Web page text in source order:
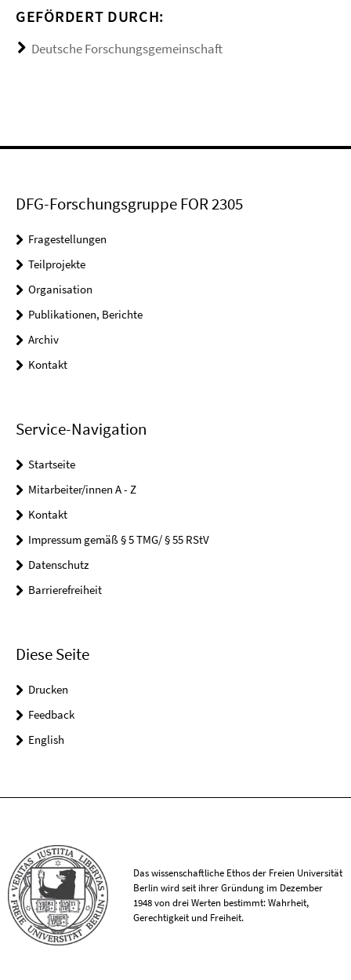
GEFÖRDERT DURCH:
Deutsche Forschungsgemeinschaft
DFG-Forschungsgruppe FOR 2305
Fragestellungen
Teilprojekte
Organisation
Publikationen, Berichte
Archiv
Kontakt
Service-Navigation
Startseite
Mitarbeiter/innen A - Z
Kontakt
Impressum gemäß § 5 TMG/ § 55 RStV
Datenschutz
Barrierefreiheit
Diese Seite
Drucken
Feedback
English
Das wissenschaftliche Ethos der Freien Universität
Berlin wird seit ihrer Gründung im Dezember
1948 von drei Werten bestimmt: Wahrheit,
Gerechtigkeit und Freiheit.